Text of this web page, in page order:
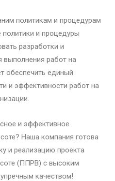
политикам и процедурам
политики и процедуры
разработки и
работ на
обеспечить единый
и эффективности работ на
и эффективное
Наша компания готова
и реализацию проекта
(ППРВ) с высоким
качеством!